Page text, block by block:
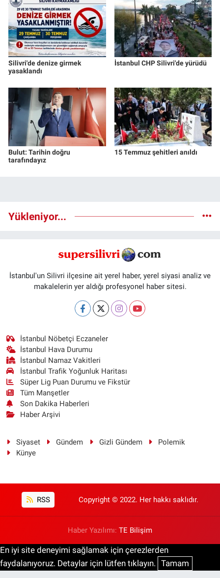
Silivri'de denize girmek
yasaklandı
İstanbul CHP Silivri'de yürüdü
Bulut: Tarihin doğru
tarafındayız
15 Temmuz şehitleri anıldı
Yükleniyor...
İstanbul'un Silivri ilçesine ait yerel haber, yerel siyasi analiz ve
makalelerin yer aldığı profesyonel haber sitesi.
İstanbul Nöbetçi Eczaneler
İstanbul Hava Durumu
İstanbul Namaz Vakitleri
İstanbul Trafik Yoğunluk Haritası
Süper Lig Puan Durumu ve Fikstür
Tüm Manşetler
Son Dakika Haberleri
Haber Arşivi
Siyaset Gündem Gizli Gündem
Polemik
Künye
RSS Copyright © 2022. Her hakkı saklıdır.
Haber Yazılımı: TE Bilişim
En iyi site deneyimi sağlamak için çerezlerden
faydalanıyoruz. Detaylar için lütfen tıklayın. Tamam